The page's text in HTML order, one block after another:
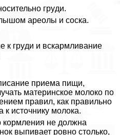
гpyди.
ареолы и соска.
к гpyди и вскармливание
приема пищи,
материнское молоко по
правил, как правильно
к источнику молока.
кормления не должна
выпивает ровно столько,